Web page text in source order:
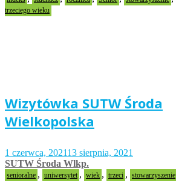
trzeciego wieku
Wizytówka SUTW Środa
Wielkopolska
1 czerwca, 202113 sierpnia, 2021
SUTW Środa Wlkp.
senioralne , uniwersytet , wiek , trzeci , stowarzyszenie